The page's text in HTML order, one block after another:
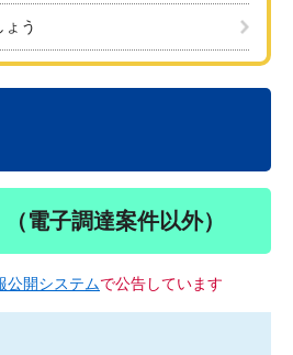
う
電子調達案件以外）
公開システムで公告しています